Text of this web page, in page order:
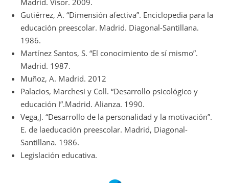
Madrid. Visor. 2009.
Gutiérrez, A. “Dimensión afectiva”. Enciclopedia para la
educación preescolar. Madrid. Diagonal-Santillana.
1986.
Martínez Santos, S. “El conocimiento de sí mismo”.
Madrid. 1987.
Muñoz, A. Madrid. 2012
Palacios, Marchesi y Coll. “Desarrollo psicológico y
educación I”.Madrid. Alianza. 1990.
Vega,J. “Desarrollo de la personalidad y la motivación”.
E. de laeducación preescolar. Madrid, Diagonal-
Santillana. 1986.
Legislación educativa.